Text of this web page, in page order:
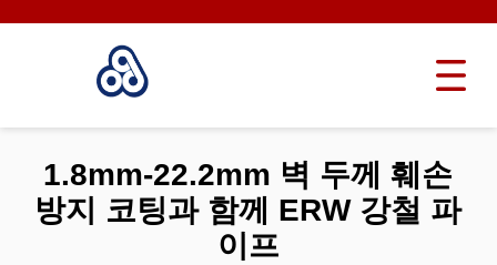
1.8mm-22.2mm 벽 두께 훼손
방지 코팅과 함께 ERW 강철 파
이프